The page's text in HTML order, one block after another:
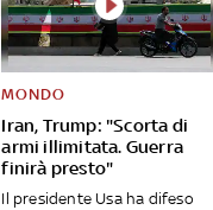
Iran, Trump: "Scorta di
armi illimitata. Guerra
finirà presto"
MONDO
Il presidente Usa ha difeso